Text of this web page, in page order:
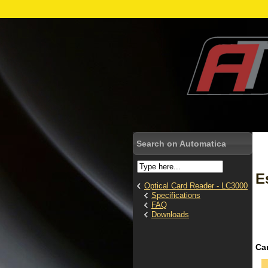
Search on Automatica
Optical Card Reader - LC3000
Specifications
FAQ
Downloads